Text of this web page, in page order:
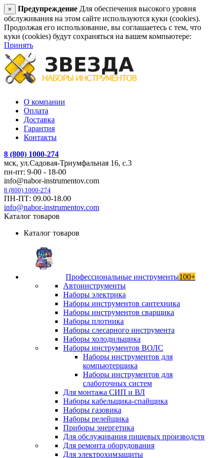
× Предупреждение Для обеспечения высокого уровня
обслуживания на этом сайте используются куки (cookies).
Продолжая его использование, вы соглашаетесь с тем, что
куки (cookies) будут сохраняться на вашем компьютере:
Принять
О компании
Оплата
Доставка
Гарантия
Контакты
8 (800) 1000-274
мск, ул.Садовая-Триумфальная 16, с.3
пн-пт: 9-00 - 18-00
info@nabor-instrumentov.com
8 (800) 1000-274
ПН-ПТ: 09.00-18.00
info@nabor-instrumentov.com
Каталог товаров
Каталог товаров
Профессиональные инструменты100+
Автоинструменты
Наборы электрика
Наборы инструментов сантехника
Наборы инструментов сварщика
Наборы плотника
Наборы слесарного инструмента
Наборы холодильщика
Наборы инструментов ВОЛС
Наборы инструментов для
компьютерщика
Наборы инструментов для
слаботочных систем
Для монтажа СИП и ВЛ
Наборы кабельщика-спайщика
Наборы газовика
Наборы релейщика
Приборы энергетика
Для обслуживания пищевых производств
Для ремонта оборудования
Для электрохимзащиты